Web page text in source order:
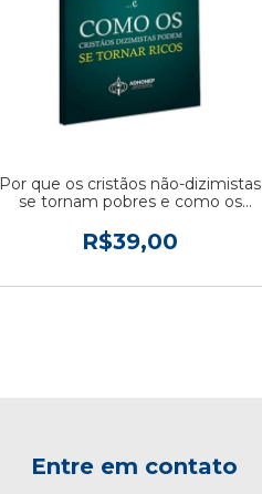
Por que os cristãos não-dizimistas
se tornam pobres e como os
tornar ricos
R$39,00
Entre em contato